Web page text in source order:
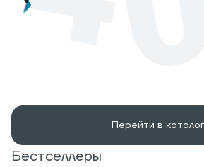
Перейти в каталог
Бестселлеры